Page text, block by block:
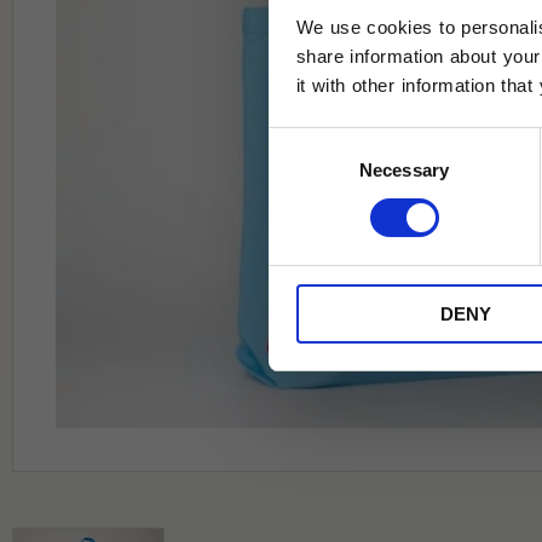
We use cookies to
share information about
it with other information that
Necessary
DENY
Jag samtycker till Tehuset Javas
* Rabatten gäller endast online på
på ordinarie priser och kan ej